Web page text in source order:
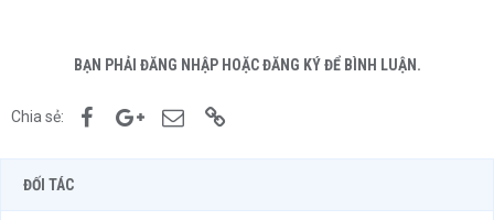
BẠN PHẢI ĐĂNG NHẬP HOẶC ĐĂNG KÝ ĐỂ BÌNH LUẬN.
Chia sẻ: FacebookGoogle+Email
ĐỐI TÁC